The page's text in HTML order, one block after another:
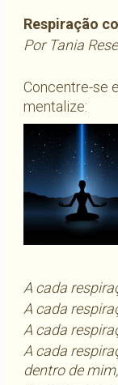
Respiração
Por Tania
Concentre-se
mentalize:
A cada
A cada
A cada
A cada
dentro de